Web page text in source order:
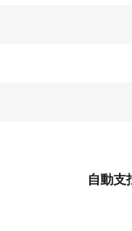
自動支